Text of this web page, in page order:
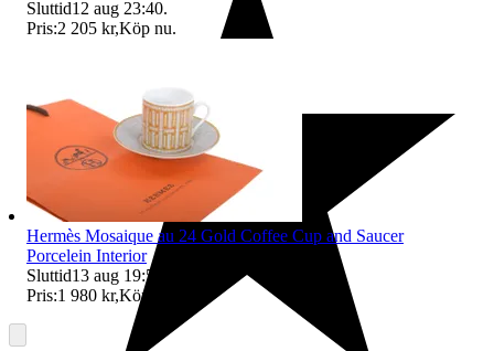
Sluttid12 aug 23:40.
Pris:2 205 kr,Köp nu.
Hermès Mosaique au 24 Gold Coffee Cup and Saucer
Porcelein Interior
Sluttid13 aug 19:53
Pris:1 980 kr,Köp nu